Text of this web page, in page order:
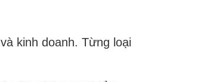
kinh doanh. Từng loại